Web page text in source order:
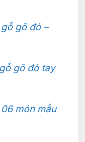
gõ đỏ –
gõ đỏ tay
món mẫu